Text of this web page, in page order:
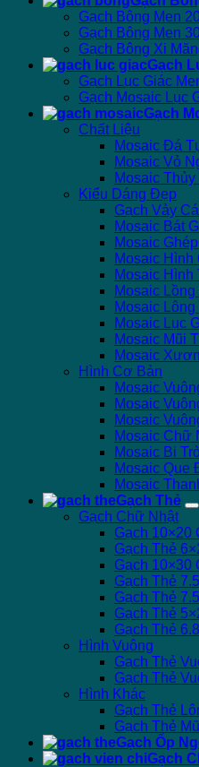
Gạch Bông Men
Gạch Bông Men
Gạch Bông Xi
Gạch
Gạch Lục Giác
Gạch Mosaic Lục
Gạch
Chất Liệu
Mosaic Đá
Mosaic Vỏ
Mosaic Thủy
Kiểu Dáng Đẹp
Gạch Vảy Cá
Mosaic Bát
Mosaic
Mosaic Hình
Mosaic Hình
Mosaic
Mosaic Lông
Mosaic Lục
Mosaic Mũi
Mosaic
Hình Cơ Bản
Mosaic
Mosaic
Mosaic
Mosaic Chữ
Mosaic Bi
Mosaic Que
Mosaic
Gạch Thẻ
Gạch Chữ Nhật
Gạch 10×20
Gạch Thẻ
Gạch 10×30
Gạch Thẻ
Gạch Thẻ
Gạch Thẻ
Gạch Thẻ
Hình Vuông
Gạch Thẻ
Gạch Thẻ
Hình Khác
Gạch Thẻ
Gạch Thẻ
Gạch Ốp
Gạch